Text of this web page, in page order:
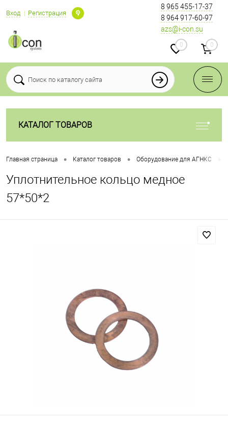
Вход Регистрация
8 965 455-17-37
8 964 917-60-97
azs@i-con.su
0 0
КАТАЛОГ ТОВАРОВ
Главная страница • Каталог товаров • Оборудование для АГНКС
Уплотнительное кольцо медное
57*50*2